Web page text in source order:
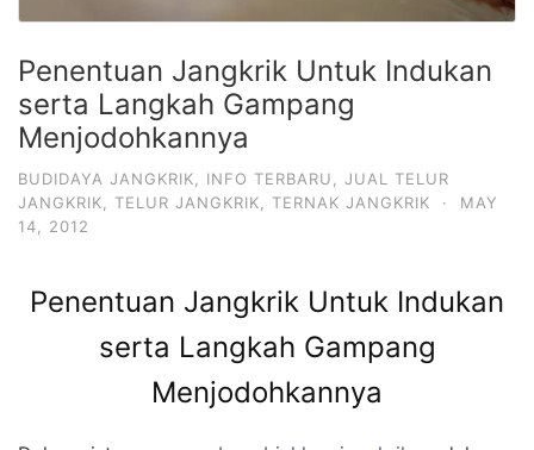
Penentuan Jangkrik Untuk Indukan
serta Langkah Gampang
Menjodohkannya
BUDIDAYA JANGKRIK INFO TERBARU
JUAL TELUR
JANGKRIK
TELUR JANGKRIK TERNAK JANGKRIK ·
MAY
14, 2012
Penentuan Jangkrik Untuk Indukan
serta Langkah Gampang
Menjodohkannya